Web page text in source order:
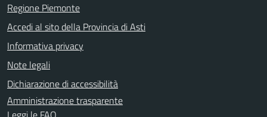
Regione Piemonte
Accedi al sito della Provincia di Asti
Informativa privacy
Note legali
Dichiarazione di accessibilità
Amministrazione trasparente